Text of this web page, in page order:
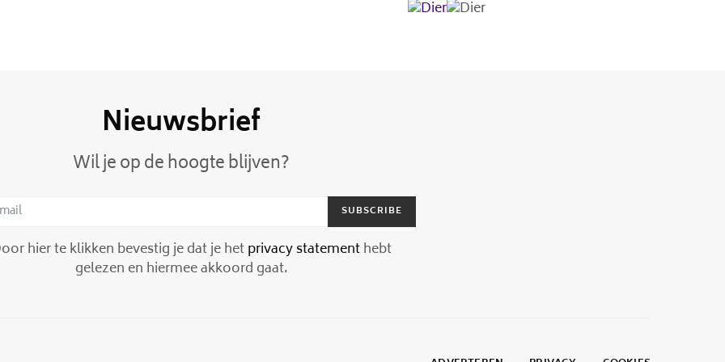
Nieuwsbrief
Wil je op de hoogte blijven?
SUBSCRIBE
hier te klikken bevestig je dat je hetprivacy statementhebt
gelezen en hiermee akkoord gaat.